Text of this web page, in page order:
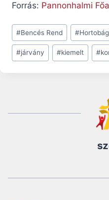
Forrás: Pannonhalmi
Post
Tags:
#Bencés Rend #
#járvány #kiemelt #